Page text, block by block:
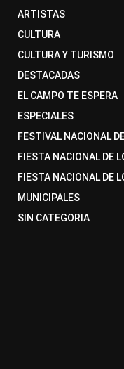
ARTISTAS
CULTURA
CULTURA Y TURISMO
DESTACADAS
EL CAMPO TE ESPERA
ESPECIALES
FESTIVAL NACIONAL
FIESTA NACIONAL DE
FIESTA NACIONAL DE
MUNICIPALES
SIN CATEGORIA